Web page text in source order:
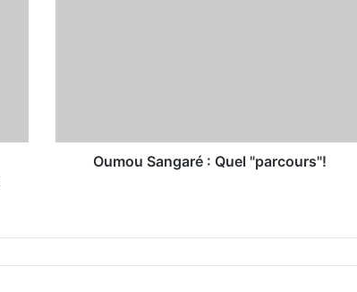
Oumou Sangaré : Quel "parcours"!